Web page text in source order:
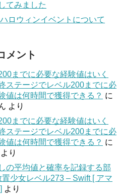
てみました
ロウィンイベントについて
メント
までに必要な経験値はいく
ステージでレベル200までに必
値は何時間で獲得できる？ に
より
までに必要な経験値はいく
ステージでレベル200までに必
値は何時間で獲得できる？ に
より
の平均値と確率を記録する部
置少女レベル273 – Swift [ アマ
より